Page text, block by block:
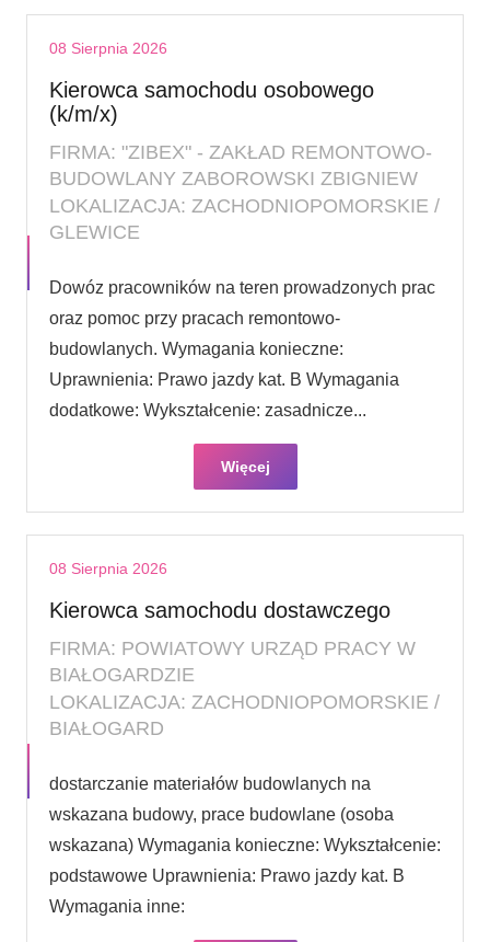
08 Sierpnia 2026
Kierowca samochodu osobowego
(k/m/x)
FIRMA: "ZIBEX" - ZAKŁAD REMONTOWO-
BUDOWLANY ZABOROWSKI ZBIGNIEW
LOKALIZACJA: ZACHODNIOPOMORSKIE /
GLEWICE
Dowóz pracowników na teren prowadzonych prac
oraz pomoc przy pracach remontowo-
budowlanych. Wymagania konieczne:
Uprawnienia: Prawo jazdy kat. B Wymagania
dodatkowe: Wykształcenie: zasadnicze...
Więcej
08 Sierpnia 2026
Kierowca samochodu dostawczego
FIRMA: POWIATOWY URZĄD PRACY W
BIAŁOGARDZIE
LOKALIZACJA: ZACHODNIOPOMORSKIE /
BIAŁOGARD
dostarczanie materiałów budowlanych na
wskazana budowy, prace budowlane (osoba
wskazana) Wymagania konieczne: Wykształcenie:
podstawowe Uprawnienia: Prawo jazdy kat. B
Wymagania inne: